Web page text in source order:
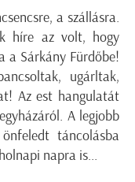
a szállásra.
híre az volt, hogy
a Sárkány Fürdőbe!
ugárltak,
Az est hangulatát
A legjobb
táncolásba
napra is...